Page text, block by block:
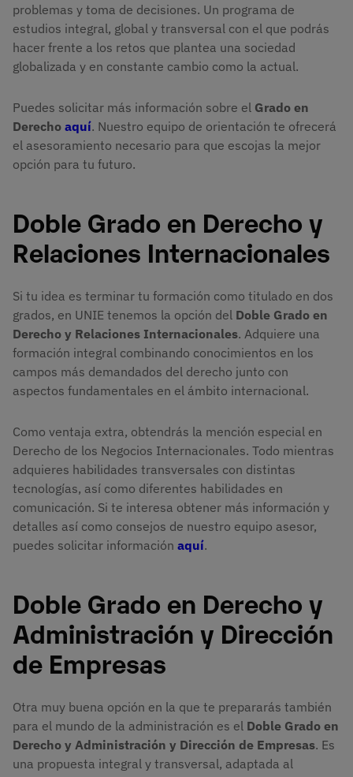
problemas y toma de decisiones. Un programa de
estudios integral, global y transversal con el que podrás
hacer frente a los retos que plantea una sociedad
globalizada y en constante cambio como la actual.
Puedes solicitar más información sobre el Grado en
Derecho aquí. Nuestro equipo de orientación te ofrecerá
el asesoramiento necesario para que escojas la mejor
opción para tu futuro.
Doble Grado en Derecho y
Relaciones Internacionales
Si tu idea es terminar tu formación como titulado en dos
grados, en UNIE tenemos la opción del Doble Grado en
Derecho y Relaciones Internacionales. Adquiere una
formación integral combinando conocimientos en los
campos más demandados del derecho junto con
aspectos fundamentales en el ámbito internacional.
Como ventaja extra, obtendrás la mención especial en
Derecho de los Negocios Internacionales. Todo mientras
adquieres habilidades transversales con distintas
tecnologías, así como diferentes habilidades en
comunicación. Si te interesa obtener más información y
detalles así como consejos de nuestro equipo asesor,
puedes solicitar información aquí.
Doble Grado en Derecho y
Administración y Dirección
de Empresas
Otra muy buena opción en la que te prepararás también
para el mundo de la administración es el Doble Grado en
Derecho y Administración y Dirección de Empresas. Es
una propuesta integral y transversal, adaptada al